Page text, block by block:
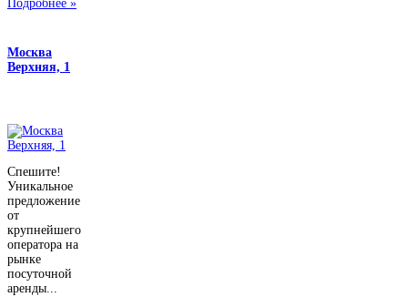
Подробнее »
Москва
Верхняя, 1
Спешите!
Уникальное
предложение
от
крупнейшего
оператора на
рынке
посуточной
аренды...